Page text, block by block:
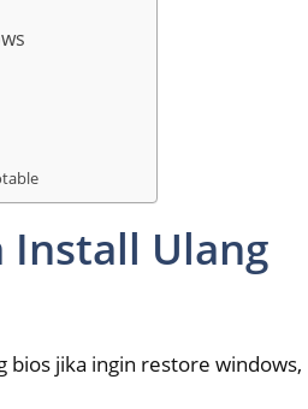
Install Ulang
bios jika ingin restore windows,